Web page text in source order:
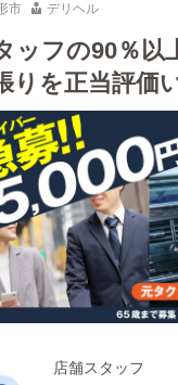
市 デリヘル
ッフの90％以
りを正当評価
特徴です！
店舗スタッフ